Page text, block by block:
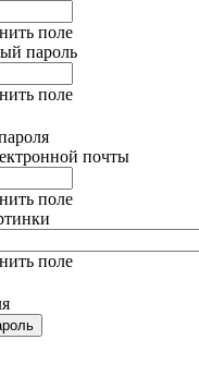
поле
пароль
поле
почты
поле
поле